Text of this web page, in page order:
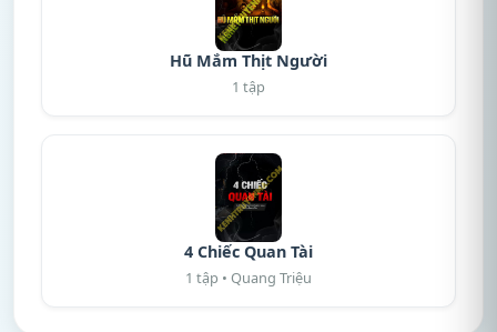
Hũ Mắm Thịt Người
1 tập
4 Chiếc Quan Tài
1 tập • Quang Triệu